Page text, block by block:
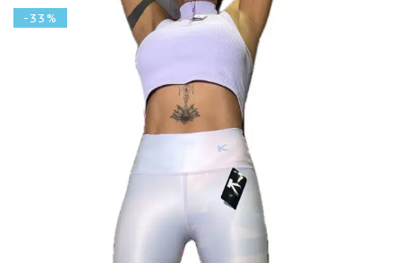
-33%